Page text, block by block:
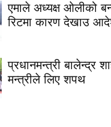
एमाले अध्यक्ष ओलीको
रिटमा कारण देखाउ
प्रधानमन्त्री बालेन्द्र
मन्त्रीले लिए शपथ